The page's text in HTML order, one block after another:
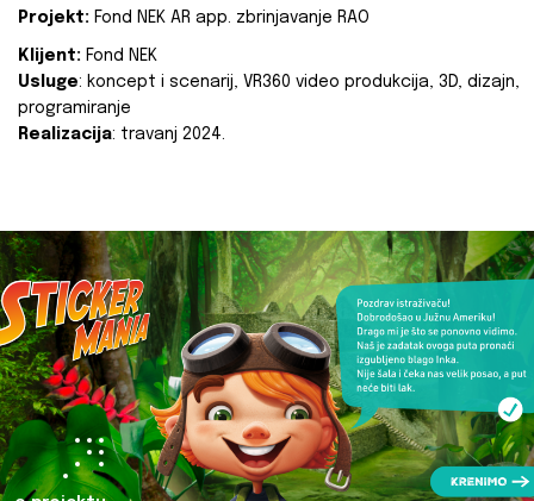
Projekt: Fond NEK AR app. zbrinjavanje RAO
Klijent: Fond NEK
Usluge: koncept i scenarij, VR360 video produkcija, 3D, dizajn,
programiranje
Realizacija: travanj 2024.